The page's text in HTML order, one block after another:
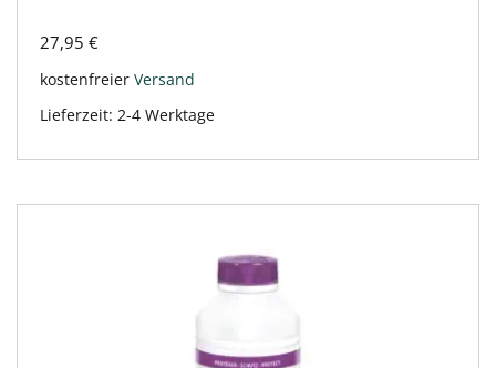
27,95 €
kostenfreier Versand
Lieferzeit: 2-4 Werktage